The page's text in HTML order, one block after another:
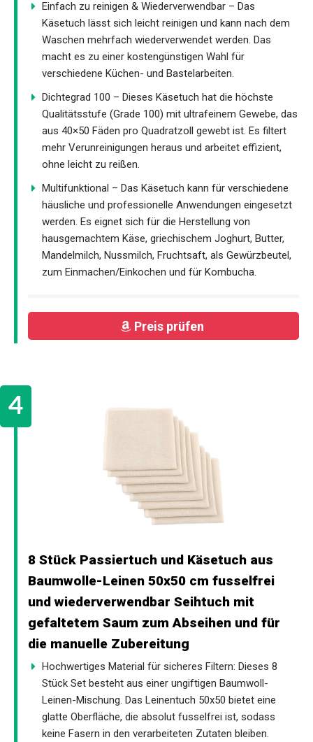
Einfach zu reinigen & Wiederverwendbar – Das
Käsetuch lässt sich leicht reinigen und kann nach dem
Waschen mehrfach wiederverwendet werden. Das
macht es zu einer kostengünstigen Wahl für
verschiedene Küchen- und Bastelarbeiten.
Dichtegrad 100 – Dieses Käsetuch hat die höchste
Qualitätsstufe (Grade 100) mit ultrafeinem Gewebe, das
aus 40×50 Fäden pro Quadratzoll gewebt ist. Es filtert
mehr Verunreinigungen heraus und arbeitet effizient,
ohne leicht zu reißen.
Multifunktional – Das Käsetuch kann für verschiedene
häusliche und professionelle Anwendungen eingesetzt
werden. Es eignet sich für die Herstellung von
hausgemachtem Käse, griechischem Joghurt, Butter,
Mandelmilch, Nussmilch, Fruchtsaft, als Gewürzbeutel,
zum Einmachen/Einkochen und für Kombucha.
Preis prüfen
8 Stück Passiertuch und Käsetuch aus
Baumwolle-Leinen 50x50 cm fusselfrei
und wiederverwendbar Seihtuch mit
gefaltetem Saum zum Abseihen und für
die manuelle Zubereitung
Hochwertiges Material für sicheres Filtern: Dieses 8
Stück Set besteht aus einer ungiftigen Baumwoll-
Leinen-Mischung. Das Leinentuch 50x50 bietet eine
glatte Oberfläche, die absolut fusselfrei ist, sodass
keine Fasern in den verarbeiteten Zutaten bleiben.